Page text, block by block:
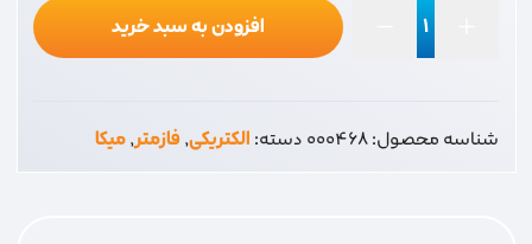
افزودن به سبد خرید
شناسه محصول:000468دسته:الکتریکی,فازمتر,میکا